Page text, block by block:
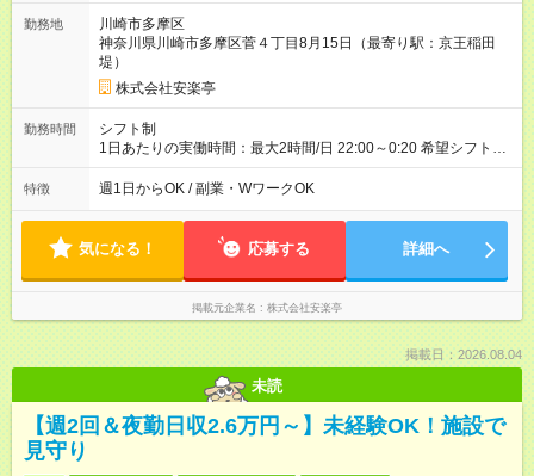
勤務地
川崎市多摩区
神奈川県川崎市多摩区菅４丁目8月15日（最寄り駅：京王稲田
堤）
株式会社安楽亭
勤務時間
シフト制
1日あたりの実働時間：最大2時間/日 22:00～0:20 希望シフト
制！ 週1日～・1日3時間～OK！ ※18歳未満・高校生は21:30ま
での勤務 ＊短時間OK！学業と両立◎ ＊週4日以上のしっかり勤
暇の予定に合わせてのシフト相談も可能！
特徴 週1日からOK / 副業・WワークOK
気になる！ 応募する 詳細へ
掲載元企業名 株式会社安楽亭
掲載日：2026.08.04
未読
【週2回＆夜勤日収2.6万円～】未経験OK！施設で
見守り